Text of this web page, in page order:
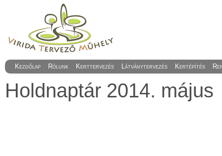
Kezdőlap Rólunk Kerttervezés Látványtervezés Kertépítés
Holdnaptár 2014. május